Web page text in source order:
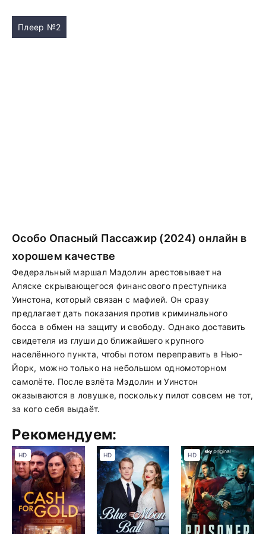
Плеер №2
Особо Опасный Пассажир (2024) онлайн в
хорошем качестве
Федеральный маршал Мэдолин арестовывает на
Аляске скрывающегося финансового преступника
Уинстона, который связан с мафией. Он сразу
предлагает дать показания против криминального
босса в обмен на защиту и свободу. Однако доставить
свидетеля из глуши до ближайшего крупного
населённого пункта, чтобы потом переправить в Нью-
Йорк, можно только на небольшом одномоторном
самолёте. После взлёта Мэдолин и Уинстон
оказываются в ловушке, поскольку пилот совсем не тот,
за кого себя выдаёт.
Рекомендуем:
HD HD HD